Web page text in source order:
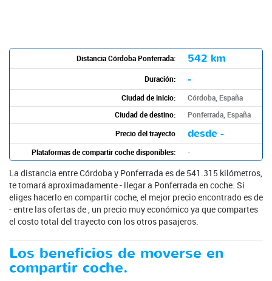
Distancia Córdoba Ponferrada: 542 km
Duración: -
Ciudad de inicio:
Córdoba, España
Ciudad de destino:
Ponferrada, España
Precio del trayecto
desde -
Plataformas de compartir coche disponibles: -
La distancia entre Córdoba y Ponferrada es de 541.315 kilómetros,
te tomará aproximadamente - llegar a Ponferrada en coche. Si
eliges hacerlo en compartir coche, el mejor precio encontrado es de
- entre las ofertas de , un precio muy económico ya que compartes
el costo total del trayecto con los otros pasajeros.
Los beneficios de moverse en
compartir coche.